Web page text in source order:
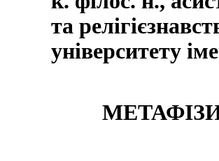
та
університету